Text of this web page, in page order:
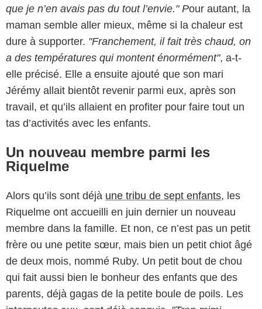
que je n’en avais pas du tout l’envie." Pour autant, la
maman semble aller mieux, même si la chaleur est
dure à supporter. "Franchement, il fait très chaud, on
a des températures qui montent énormément", a-t-
elle précisé. Elle a ensuite ajouté que son mari
Jérémy allait bientôt revenir parmi eux, après son
travail, et qu’ils allaient en profiter pour faire tout un
tas d’activités avec les enfants.
Un nouveau membre parmi les
Riquelme
Alors qu’ils sont déjà une tribu de sept enfants, les
Riquelme ont accueilli en juin dernier un nouveau
membre dans la famille. Et non, ce n’est pas un petit
frère ou une petite sœur, mais bien un petit chiot âgé
de deux mois, nommé Ruby. Un petit bout de chou
qui fait aussi bien le bonheur des enfants que des
parents, déjà gagas de la petite boule de poils. Les